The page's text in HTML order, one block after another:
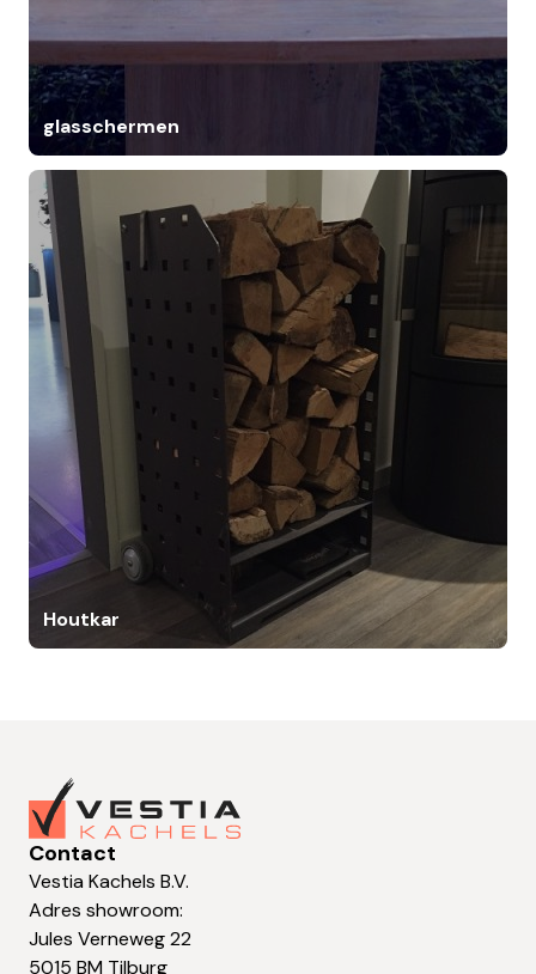
glasschermen
Houtkar
Contact
Vestia Kachels B.V.
Adres showroom:
Jules Verneweg 22
5015 BM Tilburg